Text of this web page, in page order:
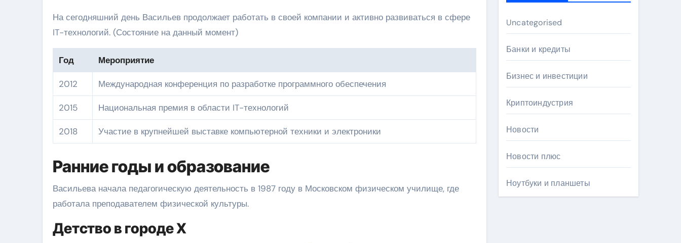
На сегодняшний день Васильев продолжает работать в своей компании и активно развиваться в сфере
IT-технологий. (Состояние на данный момент)
Год Мероприятие
2012 Международная конференция по разработке программного обеспечения
2015 Национальная премия в области IT-технологий
2018 Участие в крупнейшей выставке компьютерной техники и электроники
Ранние годы и образование
Васильева начала педагогическую деятельность в 1987 году в Московском физическом училище, где
работала преподавателем физической культуры.
Детство в городе Х
Uncategorised
Банки и кредиты
Бизнес и инвестиции
Криптоиндустрия
Новости
Новости плюс
Ноутбуки и планшеты